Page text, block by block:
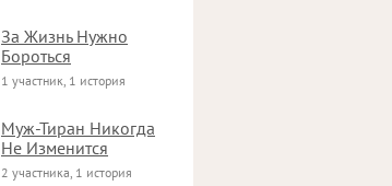
За Жизнь Нужно
Бороться
1 участник, 1 история
Муж-Тиран Никогда
Не Изменится
2 участника, 1 история